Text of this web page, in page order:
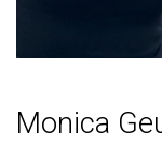
Monica